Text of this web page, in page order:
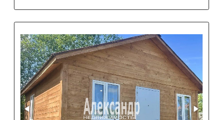
Популярное
Подходит под с/х ипотеку